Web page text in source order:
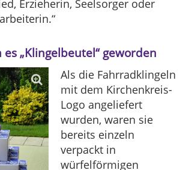
Erzieherin, Seelsorger oder
„Klingelbeutel“ geworden
Als die Fahrradklingeln
mit dem Kirchenkreis-
Logo angeliefert
wurden, waren sie
bereits einzeln
verpackt in
würfelförmigen